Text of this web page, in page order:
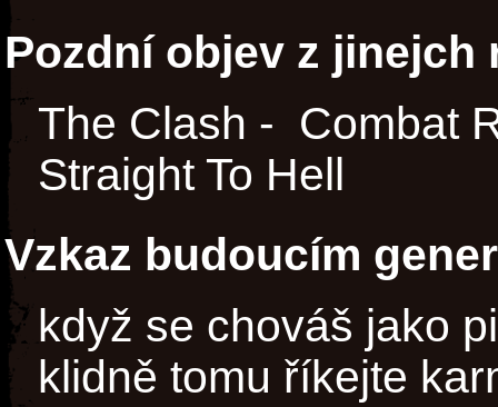
Pozdní objev z jinejch
The Clash - Combat
Straight To Hell
Vzkaz budoucím
když se chováš jako
klidně tomu říkejte